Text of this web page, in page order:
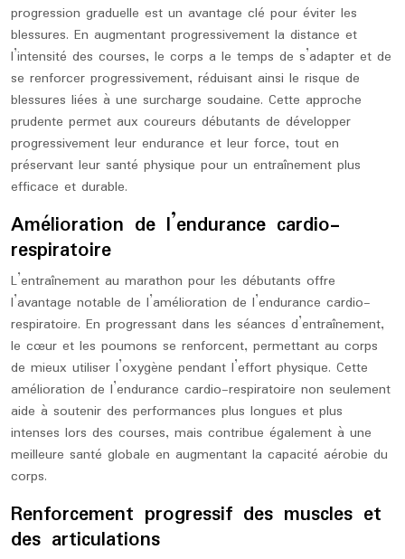
progression graduelle est un avantage clé pour éviter les
blessures. En augmentant progressivement la distance et
l’intensité des courses, le corps a le temps de s’adapter et de
se renforcer progressivement, réduisant ainsi le risque de
blessures liées à une surcharge soudaine. Cette approche
prudente permet aux coureurs débutants de développer
progressivement leur endurance et leur force, tout en
préservant leur santé physique pour un entraînement plus
efficace et durable.
Amélioration de l’endurance cardio-
respiratoire
L’entraînement au marathon pour les débutants offre
l’avantage notable de l’amélioration de l’endurance cardio-
respiratoire. En progressant dans les séances d’entraînement,
le cœur et les poumons se renforcent, permettant au corps
de mieux utiliser l’oxygène pendant l’effort physique. Cette
amélioration de l’endurance cardio-respiratoire non seulement
aide à soutenir des performances plus longues et plus
intenses lors des courses, mais contribue également à une
meilleure santé globale en augmentant la capacité aérobie du
corps.
Renforcement progressif des muscles et
des articulations